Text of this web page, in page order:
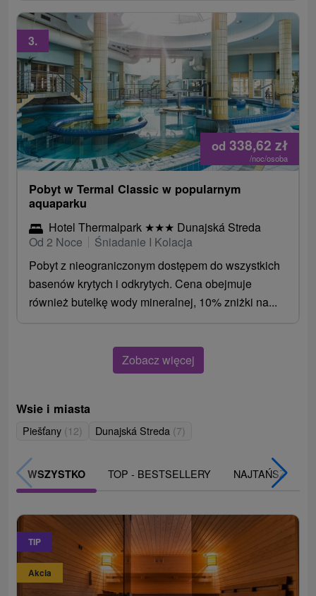
od 338,62 zł
/noc/osoba
3.
Pobyt w Termal Classic w popularnym
aquaparku
Hotel Thermalpark ★★★ Dunajská Streda
Od 2 Noce
Śniadanie I Kolacja
Pobyt z nieograniczonym dostępem do wszystkich
basenów krytych i odkrytych. Cena obejmuje
również butelkę wody mineralnej, 10% zniżki na...
Zobacz więcej
Wsie i miasta
Piešťany (12) Dunajská Streda (7)
WSZYSTKO TOP - BESTSELLERY NAJTAŃSZE
TIP
Akcia